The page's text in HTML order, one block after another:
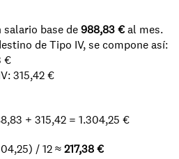
salario base de 988,83 € al mes.
de Tipo IV, se compone así:
€
315,42 €
+ 315,42 = 1.304,25 €
/ 12 ≈ 217,38 €